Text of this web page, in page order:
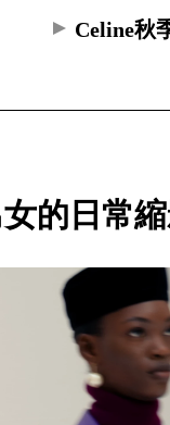
Celine秋
的日常